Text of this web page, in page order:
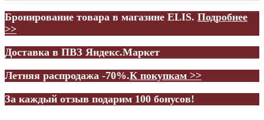
Бронирование товара в магазине ELIS. Подробнее
>>
Доставка в ПВЗ Яндекс.Маркет
Летняя распродажа -70%.К покупкам >>
За каждый отзыв подарим 100 бонусов!